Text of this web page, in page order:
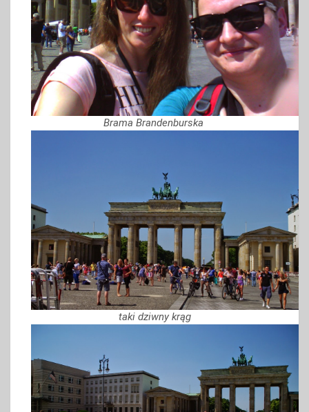
Brama Brandenburska
taki dziwny krąg